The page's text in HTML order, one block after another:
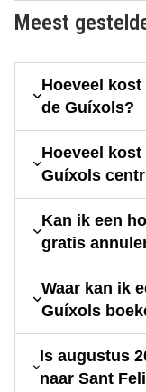
Meest
Hoeveel
de Guíxols?
Hoeveel
Guíxols
Kan ik een
gratis
Waar kan ik
Guíxols
Is augustus
naar Sant